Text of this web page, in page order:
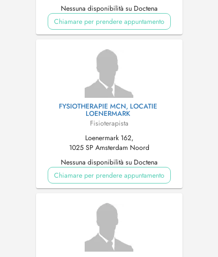
Nessuna disponibilità su Doctena
Chiamare per prendere appuntamento
FYSIOTHERAPIE MCN, LOCATIE
LOENERMARK
Fisioterapista
Loenermark 162,
1025 SP Amsterdam Noord
Nessuna disponibilità su Doctena
Chiamare per prendere appuntamento